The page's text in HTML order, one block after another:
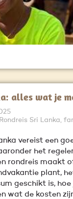
alles wat je
Sri Lanka,
vereist een
het
rondreis maakt
plant,
geschikt is,
wat de kosten